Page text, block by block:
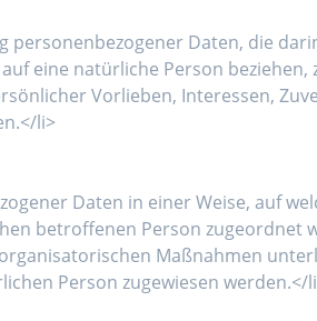
Daten, die
eine natürliche Person
Vorlieben, Interessen,
li>
Daten in einer Weise, auf
betroffenen Person zugeordnet
Maßnahmen
Person zugewiesen werden.</